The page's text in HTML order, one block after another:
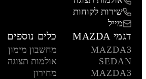
שירות לקוחות
מייל
דגמי MAZDA
MAZDA3
SEDAN
MAZDA3
כלים נוספים
מחשבון מימון
אולמות תצוגה
מחירון